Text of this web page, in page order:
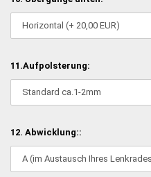
11.Aufpolsterung:
12. Abwicklung::